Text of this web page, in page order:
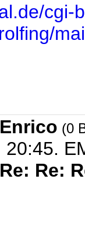
cgi-
(0
20:45.
Re: